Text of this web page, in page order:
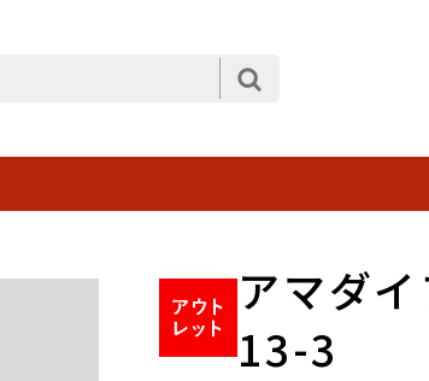
アマダ
13-3